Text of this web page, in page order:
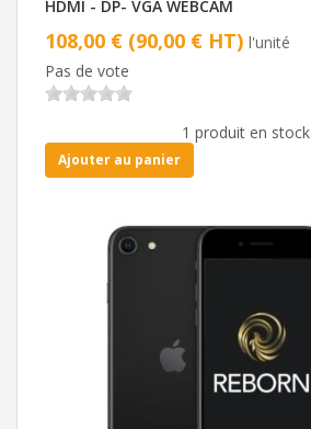
HDMI - DP- VGA WEBCAM
108,00 € (90,00 € HT) l'unité
Pas de vote
1 produit en stock
Ajouter au panier